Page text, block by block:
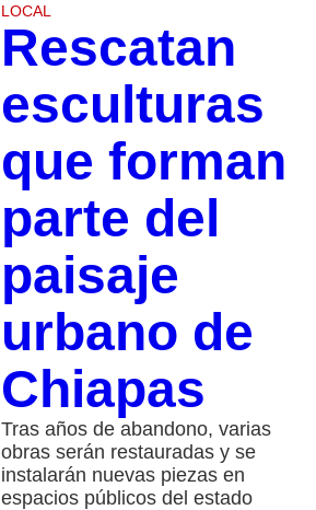
LOCAL
Rescatan
esculturas
que forman
parte del
paisaje
urbano de
Chiapas
Tras años de abandono, varias
obras serán restauradas y se
instalarán nuevas piezas en
espacios públicos del estado